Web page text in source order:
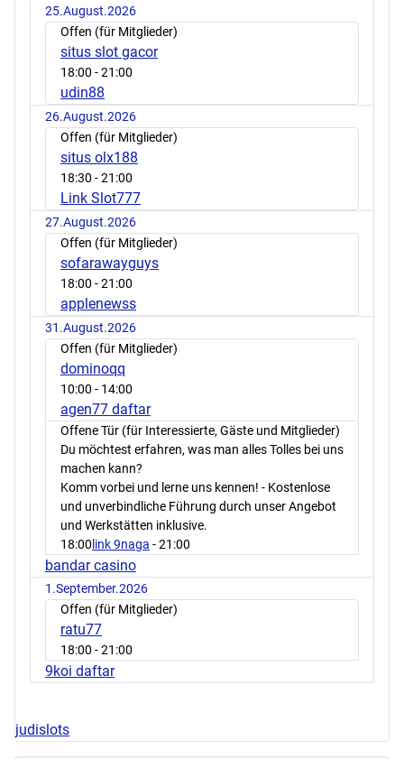
25.August.2026
Offen (für Mitglieder)
situs slot gacor
18:00 - 21:00
udin88
26.August.2026
Offen (für Mitglieder)
situs olx188
18:30 - 21:00
Link Slot777
27.August.2026
Offen (für Mitglieder)
sofarawayguys
18:00 - 21:00
applenewss
31.August.2026
Offen (für Mitglieder)
dominoqq
10:00 - 14:00
agen77 daftar
Offene Tür (für Interessierte, Gäste und Mitglieder)
Du möchtest erfahren, was man alles Tolles bei uns
machen kann?
Komm vorbei und lerne uns kennen! - Kostenlose
und unverbindliche Führung durch unser Angebot
und Werkstätten inklusive.
18:00 link 9naga - 21:00
bandar casino
1.September.2026
Offen (für Mitglieder)
ratu77
18:00 - 21:00
9koi daftar
judislots